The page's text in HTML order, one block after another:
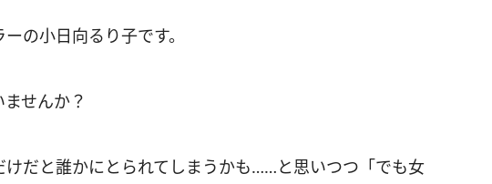
の小日向るり子です。
せんか？
だと誰かにとられてしまうかも……と思いつつ「でも女